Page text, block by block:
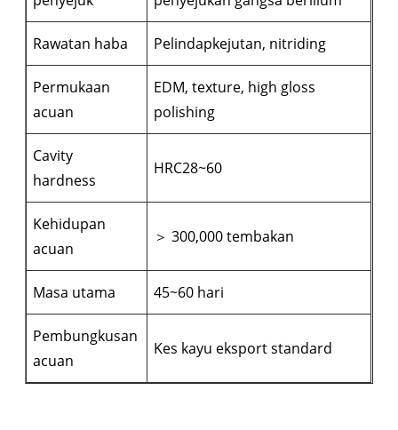
Rawatan haba Pelindapkejutan, nitriding
Permukaan
acuan
EDM, texture, high gloss
polishing
Cavity
hardness
HRC28~60
Kehidupan
acuan
＞ 300,000 tembakan
Masa utama 45~60 hari
Pembungkusan
acuan
Kes kayu eksport standard